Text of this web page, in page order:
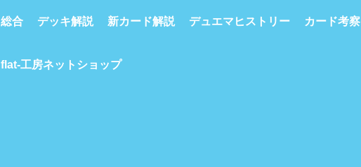
総合 デッキ解説 新カード解説 デュエマヒストリー カード考察
flat-工房ネットショップ